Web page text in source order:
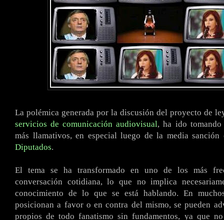
La polémica generada por la discusión del proyecto de
servicios de comunicación audiovisual, ha ido
más llamativos, en especial luego de la media
Diputados.
El tema se ha transformado en uno de los más
conversación cotidiana, lo que no implica
conocimiento de lo que se está hablando. En
posicionan a favor o en contra del mismo, se pueden
propios de todo fanatismo sin fundamentos, ya que